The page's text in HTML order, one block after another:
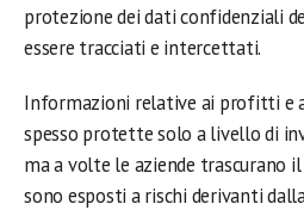
protezione dei dati confidenziali
essere tracciati e intercettati.
Informazioni relative ai profitti e
spesso protette solo a livello di
ma a volte le aziende trascurano
sono esposti a rischi derivanti